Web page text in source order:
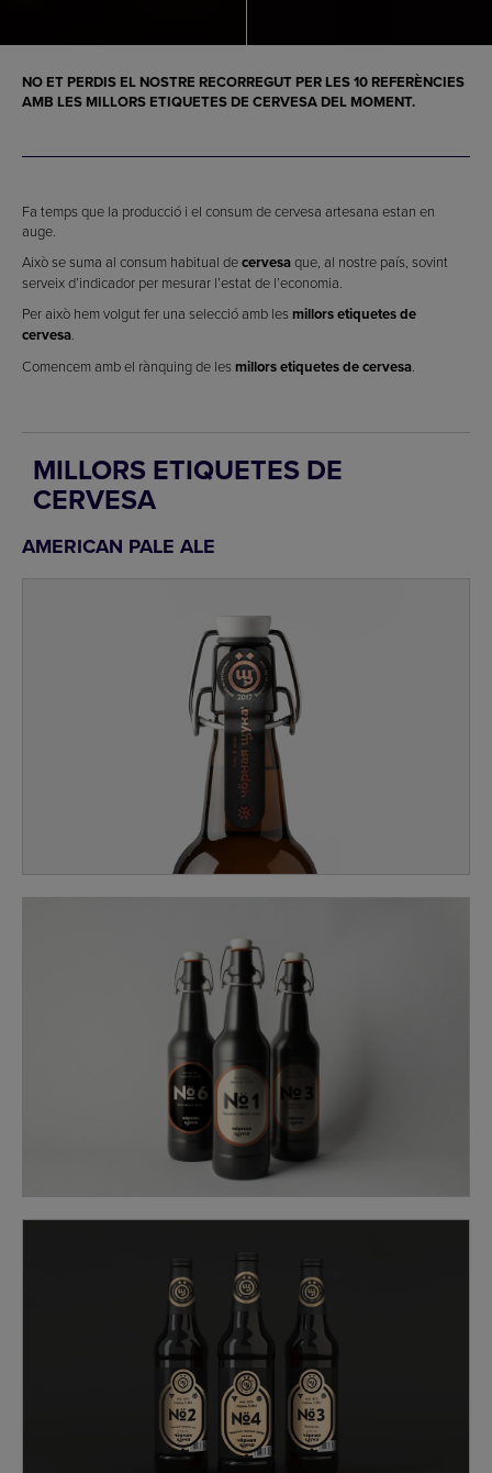
NO ET PERDIS EL NOSTRE RECORREGUT PER LES 10 REFERÈNCIES
AMB LES MILLORS ETIQUETES DE CERVESA DEL MOMENT.
Fa temps que la producció i el consum de cervesa artesana estan en
auge.
Això se suma al consum habitual decervesaque, al nostre país, sovint
serveix d’indicador per mesurar l’estat de l’economia.
Per això hem volgut fer una selecció amb les millors etiquetes de
cervesa
Comencem amb el rànquing de les millors etiquetes de cervesa
MILLORS ETIQUETES DE
CERVESA
AMERICAN PALE ALE